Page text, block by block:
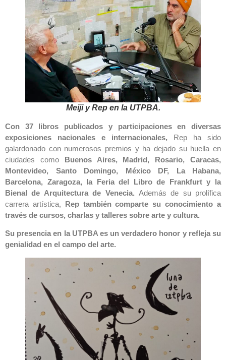
Meiji y Rep en la UTPBA.
Con 37 libros publicados y participaciones en diversas
exposiciones nacionales e internacionales, Rep ha sido
galardonado con numerosos premios y ha dejado su huella en
ciudades como Buenos Aires, Madrid, Rosario, Caracas,
Montevideo, Santo Domingo, México DF, La Habana,
Barcelona, Zaragoza, la Feria del Libro de Frankfurt y la
Bienal de Arquitectura de Venecia. Además de su prolífica
carrera artística, Rep también comparte su conocimiento a
través de cursos, charlas y talleres sobre arte y cultura.
Su presencia en la UTPBA es un verdadero honor y refleja su
genialidad en el campo del arte.